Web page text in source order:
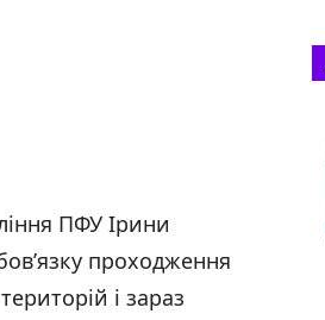
ПФУ Ірини
проходження
і зараз